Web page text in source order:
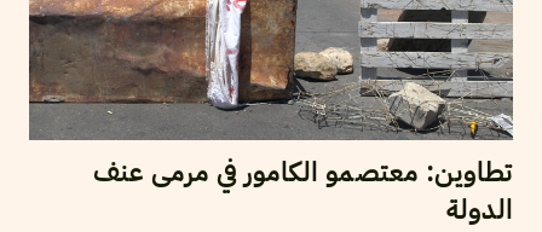
تطاوين: معتصمو الكامور في مرمى عنف
الدولة